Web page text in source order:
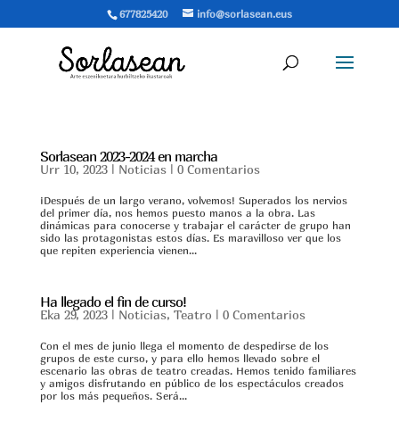
677825420 sue.naesalros@ofni
Sorlasean 2023-2024 en marcha
Urr 10, 2023| Noticias| 0 Comentarios
¡Después de un largo verano, volvemos! Superados los nervios
del primer día, nos hemos puesto manos a la obra. Las
dinámicas para conocerse y trabajar el carácter de grupo han
sido las protagonistas estos días. Es maravilloso ver que los
que repiten experiencia vienen...
Ha llegado el fin de curso!
Eka 29, 2023| Noticias, Teatro | 0 Comentarios
Con el mes de junio llega el momento de despedirse de los
grupos de este curso, y para ello hemos llevado sobre el
escenario las obras de teatro creadas. Hemos tenido familiares
y amigos disfrutando en público de los espectáculos creados
por los más pequeños. Será...